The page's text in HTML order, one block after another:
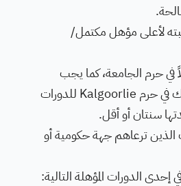
لأعلى مؤهل مكتمل/
حرم الجامعة، كما يجب
إكمال 75٪ من دورتك في حرم Kalgoorlie للدورات
سنتان أو أقل.
الذين ترعاهم جهة حكومية أو
الدورات المؤهلة التالية: